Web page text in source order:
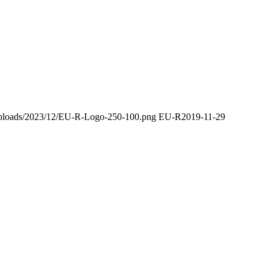
2023/12/EU-R-Logo-250-100.png EU-R2019-11-29